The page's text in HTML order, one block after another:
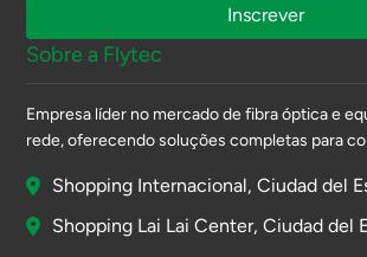
Sobre a Flytec
Empresa líder no mercado de fibra óptica e
rede, oferecendo soluções completas para
Shopping Internacional, Ciudad del
Shopping Lai Lai Center, Ciudad del
Inscrever